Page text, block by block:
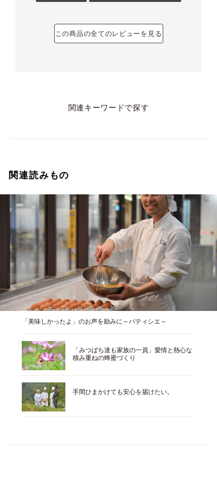
この商品の全てのレビューを見る
関連キーワードで探す
関連読みもの
「美味しかったよ」のお声を励みに～パティシエ～
「みつばち達も家族の一員」愛情と熱心な
積み重ねの蜂蜜づくり
手間ひまかけても安心を届けたい。